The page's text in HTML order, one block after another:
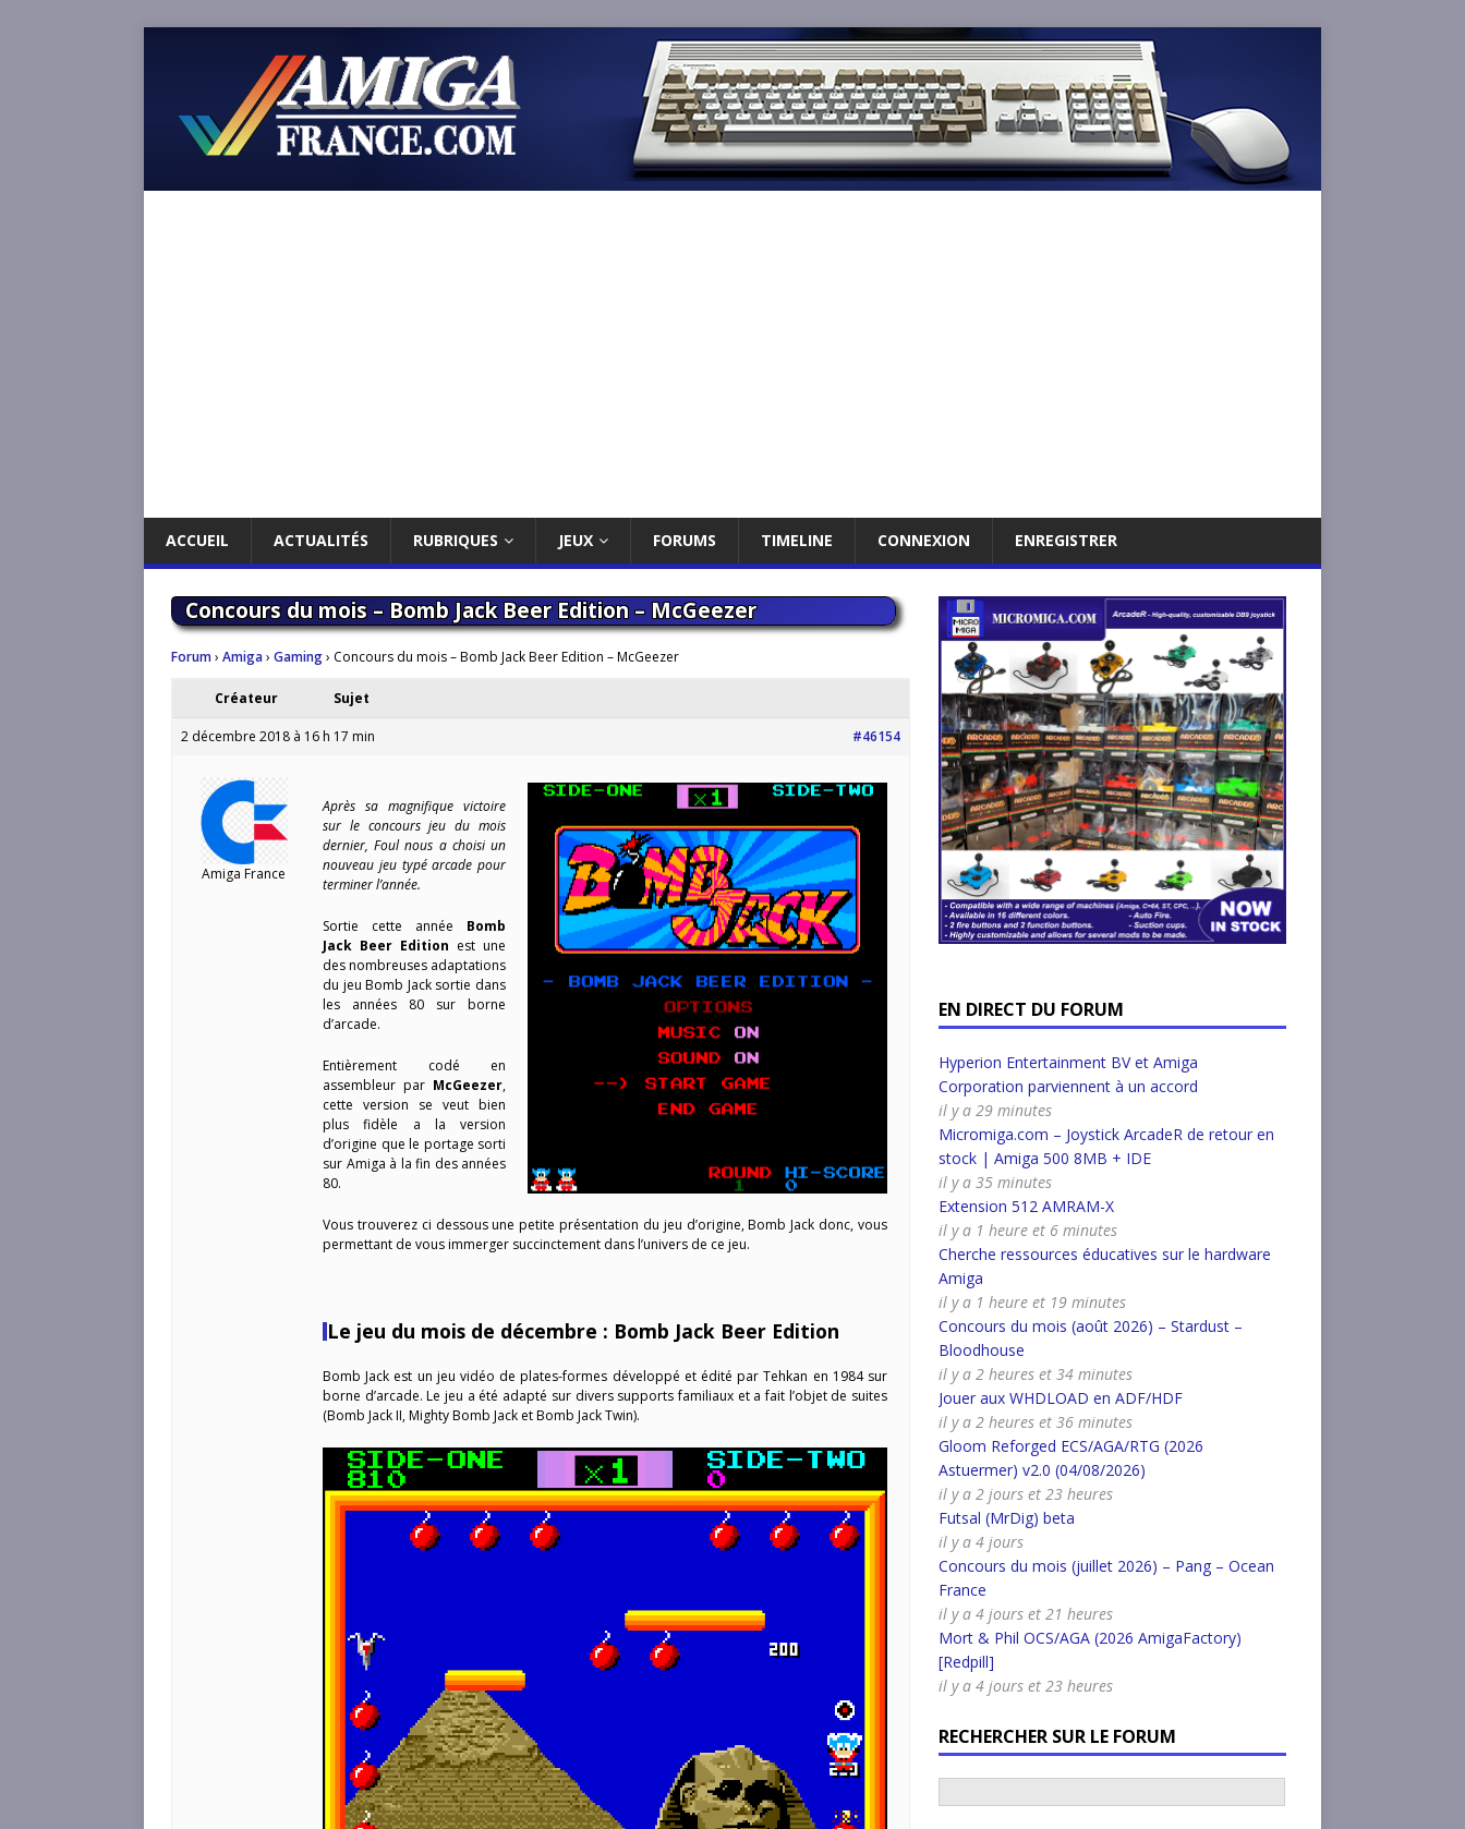
ACCUEIL ACTUALITÉS RUBRIQUES JEUX FORUMS TIMELINE CONNEXION ENREGISTRER
Concours du mois – Bomb Jack Beer Edition – McGeezer
Forum› Amiga› Gaming› Concours du mois – Bomb Jack Beer Edition – McGeezer
Créateur Sujet
2 décembre 2018 à 16 h 17 min #46154
Amiga France
Après sa magnifique victoire
sur le concours jeu du mois
dernier, Foul nous a choisi un
nouveau jeu typé arcade pour
terminer l’année.
Sortie cette année Bomb
Jack Beer Edition est une
des nombreuses adaptations
du jeu Bomb Jack sortie dans
les années 80 sur borne
d’arcade.
Entièrement codé en
assembleur par McGeezer,
cette version se veut bien
plus fidèle a la version
d’origine que le portage sorti
sur Amiga à la fin des années
80.
Vous trouverez ci dessous une petite présentation du jeu d’origine, Bomb Jack donc, vous
permettant de vous immerger succinctement dans l’univers de ce jeu.
Le jeu du mois de décembre : Bomb Jack Beer Edition
Bomb Jack est un jeu vidéo de plates-formes développé et édité par Tehkan en 1984 sur
borne d’arcade. Le jeu a été adapté sur divers supports familiaux et a fait l’objet de suites
(Bomb Jack II, Mighty Bomb Jack et Bomb Jack Twin).
EN DIRECT DU FORUM
Hyperion Entertainment BV et Amiga
Corporation parviennent à un accord
il y a 29 minutes
Micromiga.com – Joystick ArcadeR de retour en
stock | Amiga 500 8MB + IDE
il y a 35 minutes
Extension 512 AMRAM-X
il y a 1 heure et 6 minutes
Cherche ressources éducatives sur le hardware
Amiga
il y a 1 heure et 19 minutes
Concours du mois (août 2026) – Stardust –
Bloodhouse
il y a 2 heures et 34 minutes
Jouer aux WHDLOAD en ADF/HDF
il y a 2 heures et 36 minutes
Gloom Reforged ECS/AGA/RTG (2026
Astuermer) v2.0 (04/08/2026)
il y a 2 jours et 23 heures
Futsal (MrDig) beta
il y a 4 jours
Concours du mois (juillet 2026) – Pang – Ocean
France
il y a 4 jours et 21 heures
Mort & Phil OCS/AGA (2026 AmigaFactory)
[Redpill]
il y a 4 jours et 23 heures
RECHERCHER SUR LE FORUM